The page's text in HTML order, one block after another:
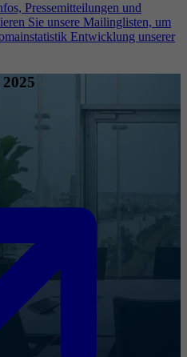
Pressemitteilungen und
Sie unsere Mailinglisten, um
Entwicklung unserer